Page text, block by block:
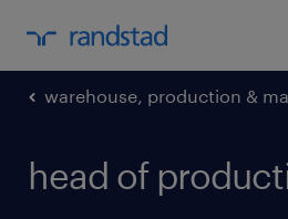
warehouse, production &
head of